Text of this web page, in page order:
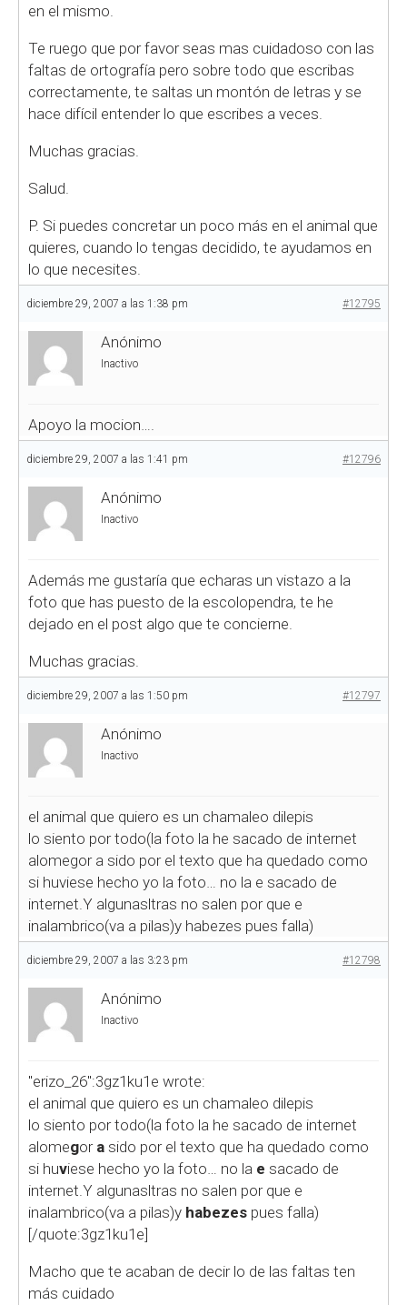
en el mismo.
Te ruego que por favor seas mas cuidadoso con las
faltas de ortografía pero sobre todo que escribas
correctamente, te saltas un montón de letras y se
hace difícil entender lo que escribes a veces.
Muchas gracias.
Salud.
P. Si puedes concretar un poco más en el animal que
quieres, cuando lo tengas decidido, te ayudamos en
lo que necesites.
diciembre 29, 2007 a las 1:38 pm #12795
Anónimo
Inactivo
Apoyo la mocion….
diciembre 29, 2007 a las 1:41 pm #12796
Anónimo
Inactivo
Además me gustaría que echaras un vistazo a la
foto que has puesto de la escolopendra, te he
dejado en el post algo que te concierne.
Muchas gracias.
diciembre 29, 2007 a las 1:50 pm #12797
Anónimo
Inactivo
el animal que quiero es un chamaleo dilepis
lo siento por todo(la foto la he sacado de internet
alomegor a sido por el texto que ha quedado como
si huviese hecho yo la foto… no la e sacado de
internet.Y algunasltras no salen por que e
inalambrico(va a pilas)y habezes pues falla)
diciembre 29, 2007 a las 3:23 pm #12798
Anónimo
Inactivo
"erizo_26":3gz1ku1e wrote:
el animal que quiero es un chamaleo dilepis
lo siento por todo(la foto la he sacado de internet
alomegor a sido por el texto que ha quedado como
si huviese hecho yo la foto… no la e sacado de
internet.Y algunasltras no salen por que e
inalambrico(va a pilas)y habezes pues falla)
[/quote:3gz1ku1e]
Macho que te acaban de decir lo de las faltas ten
más cuidado